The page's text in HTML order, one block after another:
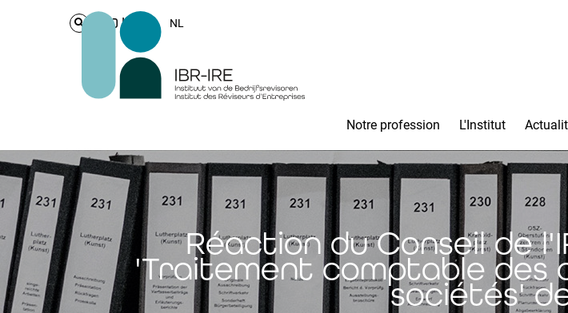
Login NL
Notre profession L'Institut
Réaction du Conseil de
'Traitement comptable des
sociétés'